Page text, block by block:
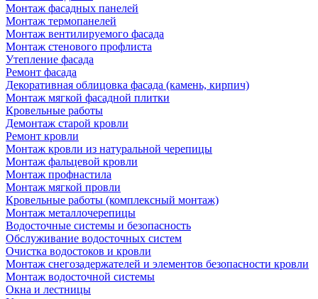
Монтаж фасадных панелей
Монтаж термопанелей
Монтаж вентилируемого фасада
Монтаж стенового профлиста
Утепление фасада
Ремонт фасада
Декоративная облицовка фасада (камень, кирпич)
Монтаж мягкой фасадной плитки
Кровельные работы
Демонтаж старой кровли
Ремонт кровли
Монтаж кровли из натуральной черепицы
Монтаж фальцевой кровли
Монтаж профнастила
Монтаж мягкой провли
Кровельные работы (комплексный монтаж)
Монтаж металлочерепицы
Водосточные системы и безопасность
Обслуживание водосточных систем
Очистка водостоков и кровли
Монтаж снегозадержателей и элементов безопасности кровли
Монтаж водосточной системы
Окна и лестницы